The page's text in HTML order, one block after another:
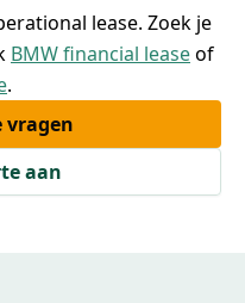
lease. Zoek je
BMW financial leaseof
.
vragen
aan